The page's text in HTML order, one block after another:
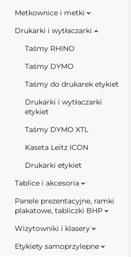
Metkownice i metki
Drukarki i wytłaczarki
Taśmy RHINO
Taśmy DYMO
Taśmy do drukarek etykiet
Drukarki i wytłaczarki
etykiet
Taśmy DYMO XTL
Kaseta Leitz ICON
Drukarki etykiet
Tablice i akcesoria
Panele prezentacyjne, ramki
plakatowe, tabliczki BHP
Wizytowniki i klasery
Etykiety samoprzylepne